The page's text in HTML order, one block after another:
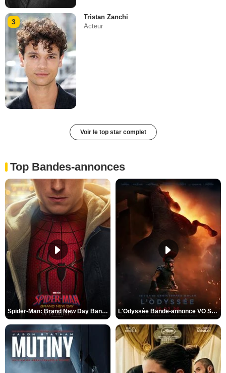
3
Tristan Zanchi
Acteur
Voir le top star complet
Top Bandes-annonces
Spider-Man: Brand New Day Bande-annonce VO STFR L'Odyssée Bande-annonce VO STFR